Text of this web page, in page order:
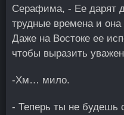
Серафима, - Ее дарят
трудные времена и
Даже на Востоке ее
чтобы выразить
-Хм… мило.
- Теперь ты не будешь